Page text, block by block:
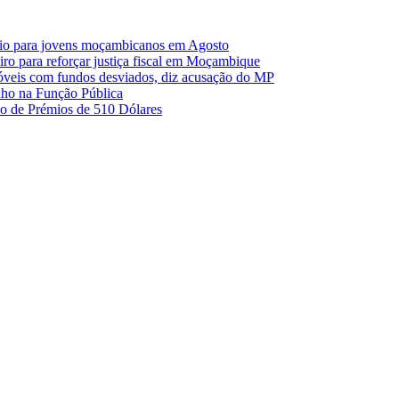
para jovens moçambicanos em Agosto
para reforçar justiça fiscal em Moçambique
com fundos desviados, diz acusação do MP
na Função Pública
de Prémios de 510 Dólares